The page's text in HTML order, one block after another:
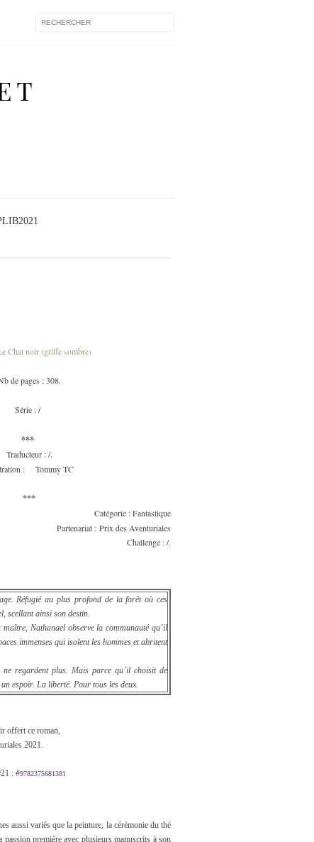
Chat noir (griffe sombre)
de pages : 308.
Série : /
***
Traducteur : /.
:
Tommy TC
***
Catégorie : Fantastique
Partenariat : Prix des Aventuriales
Challenge : /.
Réfugié au plus profond de la forêt où ces
scellant ainsi son destin.
Nathanael observe la communauté qu’il
immenses qui isolent les hommes et abritent
regardent plus. Mais parce qu’il choisit de
espoir. La liberté. Pour tous les deux.
offert ce roman,
2021.
: #9782375681381
aussi variés que la peinture, la cérémonie du thé
passion première avec plusieurs manuscrits à son